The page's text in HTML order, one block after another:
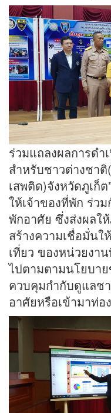
ร่วมแถลงผลการดำ
สำหรับชาวต่างชา
เสพติด)จังหวัดภูเก็ต
ให้เจ้าของที่พัก ร่ว
พักอาศัย ซึ่งส่งผลใ
สร้างความเชื่อมั่นใ
เที่ยว ของหน่วยงา
ไปตามตามนโยบา
ควบคุมกำกับดูแลช
อาศัยหรือเข้ามาท่อ